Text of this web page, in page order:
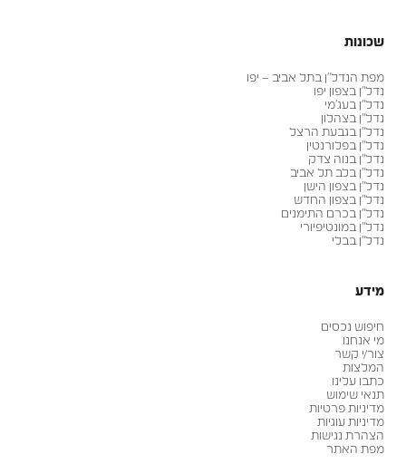
שכונות
מפת הנדל״ן בתל אביב – יפו
נדל״ן בצפון יפו
נדל״ן בעג׳מי
נדל״ן בצהלון
נדל״ן בגבעת הרצל
נדל״ן בפלורנטין
נדל״ן בנוה צדק
נדל״ן בלב תל אביב
נדל״ן בצפון הישן
נדל״ן בצפון החדש
נדל״ן בכרם התימנים
נדל״ן במונטיפיורי
נדל״ן בבלי
מידע
חיפוש נכסים
מי אנחנו
צור/י קשר
המלצות
כתבו עלינו
תנאי שימוש
מדיניות פרטיות
מדיניות עוגיות
הצהרת נגישות
מפת האתר